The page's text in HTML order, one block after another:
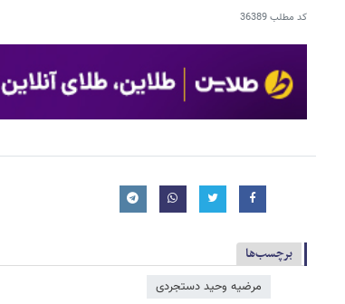
کد مطلب36389
برچسب‌ها
مرضیه وحید دستجردی